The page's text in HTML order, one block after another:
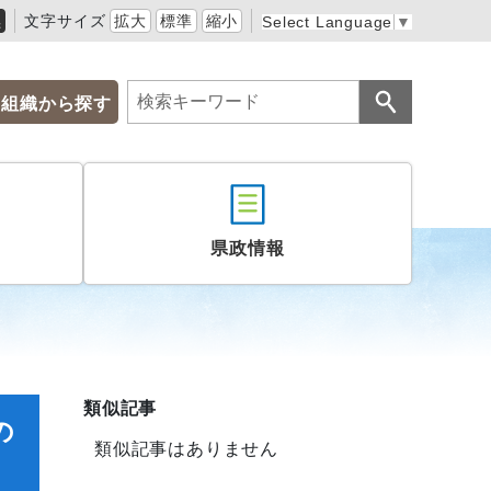
文字サイズ 拡大 標準 縮小 Select Language ▼
組織から探す
県政情報
類似記事
類似記事はありません